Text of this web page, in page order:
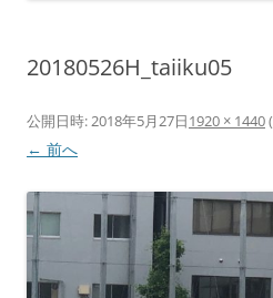
20180526H_taiiku05
公開日時: 2018年5月27日1920 × 1440(
← 前へ